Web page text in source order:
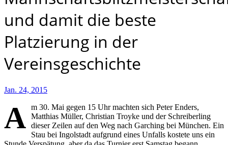
und damit die beste
Platzierung in der
Vereinsgeschichte
Jan. 24, 2015
A m 30. Mai gegen 15 Uhr machten sich Peter Enders,
Matthias Müller, Christian Troyke und der Schreiberling
dieser Zeilen auf den Weg nach Garching bei München. Ein
Stau bei Ingolstadt aufgrund eines Unfalls kostete uns ein